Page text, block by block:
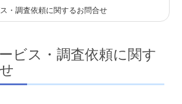
・調査依頼に関するお問合せ
ビス・調査依頼に関す